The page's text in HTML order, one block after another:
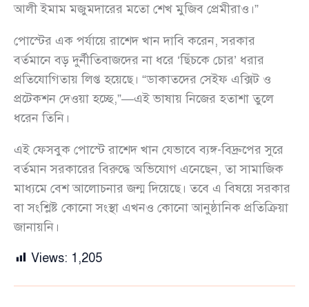
আলী ইমাম মজুমদারের মতো শেখ মুজিব প্রেমীরাও।”
পোস্টের এক পর্যায়ে রাশেদ খান দাবি করেন, সরকার
বর্তমানে বড় দুর্নীতিবাজদের না ধরে ‘ছিঁচকে চোর’ ধরার
প্রতিযোগিতায় লিপ্ত হয়েছে। “ডাকাতদের সেইফ এক্সিট ও
প্রটেকশন দেওয়া হচ্ছে,”—এই ভাষায় নিজের হতাশা তুলে
ধরেন তিনি।
এই ফেসবুক পোস্টে রাশেদ খান যেভাবে ব্যঙ্গ-বিদ্রুপের সুরে
বর্তমান সরকারের বিরুদ্ধে অভিযোগ এনেছেন, তা সামাজিক
মাধ্যমে বেশ আলোচনার জন্ম দিয়েছে। তবে এ বিষয়ে সরকার
বা সংশ্লিষ্ট কোনো সংস্থা এখনও কোনো আনুষ্ঠানিক প্রতিক্রিয়া
জানায়নি।
Views: 1,205